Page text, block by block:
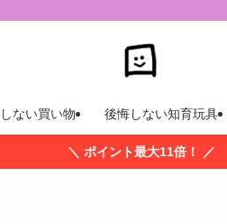
ない買い物 後悔しない知育玩具
＼ ポイント最大11倍！ ／